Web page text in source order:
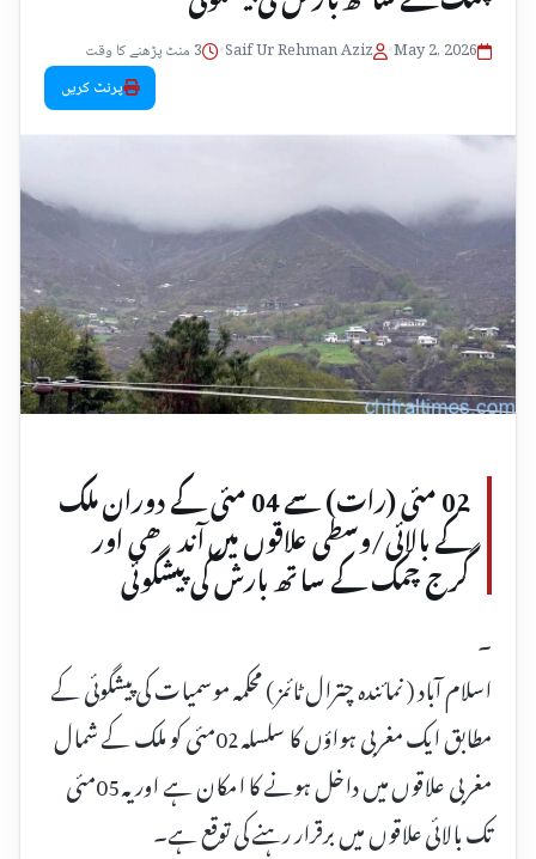
May 2, 2026
•
Saif Ur Rehman Aziz
•
3 منٹ پڑھنے کا وقت
پرنٹ کریں
02 مئی (رات) سے 04 مئی کے دوران ملک
کے بالائی/وسطی علاقوں میں آندھی اور
گرج چمک کے سا تھ بارش کی پیشگوئی
۔
اسلام آباد ( نمائندہ چترال ٹائمز ) محکمہ موسمیات کی پیشگوئی کے
مطابق ایک مغربی ہواؤں کا سلسلہ 02مئی کو ملک کے شمال
مغربی علاقوں میں داخل ہونے کا امکان ہے اور یہ 05مئی
تک بالائی علاقوں میں برقرار رہنے کی توقع ہے۔